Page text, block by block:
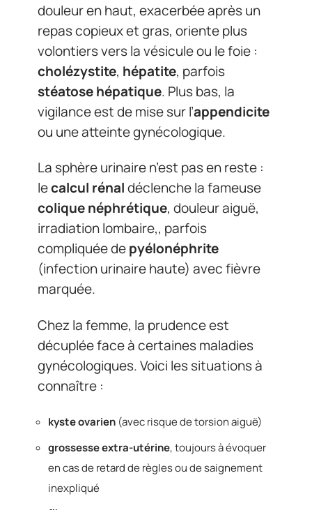
douleur en haut, exacerbée après un
repas copieux et gras, oriente plus
volontiers vers la vésicule ou le foie :
cholézystite, hépatite, parfois
stéatose hépatique. Plus bas, la
vigilance est de mise sur l’appendicite
ou une atteinte gynécologique.
La sphère urinaire n’est pas en reste :
lecalcul rénaldéclenche la fameuse
colique néphrétique, douleur aiguë,
irradiation lombaire,, parfois
compliquée depyélonéphrite
(infection urinaire haute) avec fièvre
marquée.
Chez la femme, la prudence est
décuplée face à certaines maladies
gynécologiques. Voici les situations à
connaître :
kyste ovarien (avec risque de torsion aiguë)
grossesse extra-utérine, toujours à évoquer
en cas de retard de règles ou de saignement
inexpliqué